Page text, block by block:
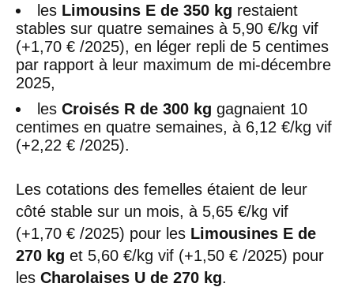
les Limousins E de 350 kg restaient
stables sur quatre semaines à 5,90 €/kg vif
(+1,70 € /2025), en léger repli de 5 centimes
par rapport à leur maximum de mi-décembre
2025,
les Croisés R de 300 kg gagnaient 10
centimes en quatre semaines, à 6,12 €/kg vif
(+2,22 € /2025).
Les cotations des femelles étaient de leur
côté stable sur un mois, à 5,65 €/kg vif
(+1,70 € /2025) pour les Limousines E de
270 kg et 5,60 €/kg vif (+1,50 € /2025) pour
les Charolaises U de 270 kg.